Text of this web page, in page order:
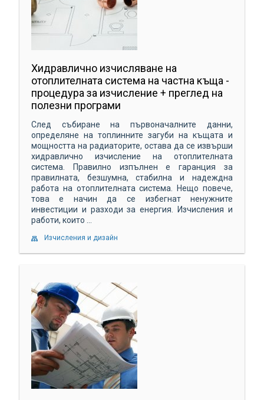
Хидравлично изчисляване на
отоплителната система на частна къща -
процедура за изчисление + преглед на
полезни програми
След събиране на първоначалните данни,
определяне на топлинните загуби на къщата и
мощността на радиаторите, остава да се извърши
хидравлично изчисление на отоплителната
система. Правилно изпълнен е гаранция за
правилната, безшумна, стабилна и надеждна
работа на отоплителната система. Нещо повече,
това е начин да се избегнат ненужните
инвестиции и разходи за енергия. Изчисления и
работи, които ...
Изчисления и дизайн